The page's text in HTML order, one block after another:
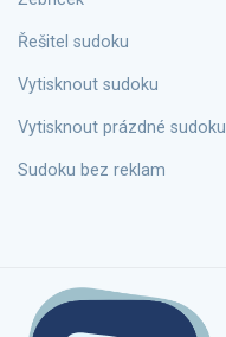
Řešitel sudoku
Vytisknout sudoku
Vytisknout prázdné sudoku
Sudoku bez reklam